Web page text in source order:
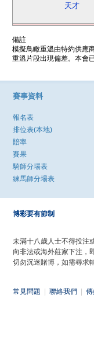
天才
備註
模擬鳥瞰重溫由特約供應
重溫片段出現偏差。本會
賽事資料
報名表
排位表(本地)
賠率
賽果
騎師分場表
練馬師分場表
博彩要有節制
未滿十八歲人士不得投注
向非法或海外莊家下注，
切勿沉迷賭博，如需尋求
常見問題 聯絡我們 傳